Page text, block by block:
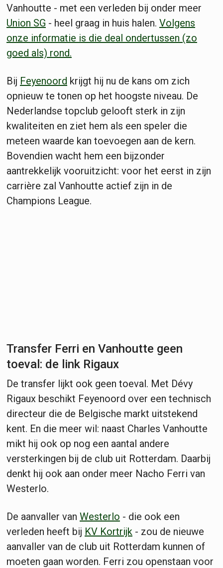
Vanhoutte - met een verleden bij onder meer
Union SG - heel graag in huis halen. Volgens
onze informatie is die deal ondertussen (zo
goed als) rond.
Bij Feyenoord krijgt hij nu de kans om zich
opnieuw te tonen op het hoogste niveau. De
Nederlandse topclub gelooft sterk in zijn
kwaliteiten en ziet hem als een speler die
meteen waarde kan toevoegen aan de kern.
Bovendien wacht hem een bijzonder
aantrekkelijk vooruitzicht: voor het eerst in zijn
carrière zal Vanhoutte actief zijn in de
Champions League.
Transfer Ferri en Vanhoutte geen
toeval: de link Rigaux
De transfer lijkt ook geen toeval. Met Dévy
Rigaux beschikt Feyenoord over een technisch
directeur die de Belgische markt uitstekend
kent. En die meer wil: naast Charles Vanhoutte
mikt hij ook op nog een aantal andere
versterkingen bij de club uit Rotterdam. Daarbij
denkt hij ook aan onder meer Nacho Ferri van
Westerlo.
De aanvaller van Westerlo - die ook een
verleden heeft bij KV Kortrijk - zou de nieuwe
aanvaller van de club uit Rotterdam kunnen of
moeten gaan worden. Ferri zou openstaan voor